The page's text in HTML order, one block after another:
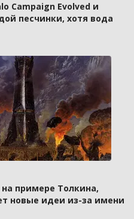
Campaign Evolved и
песчинки, хотя вода
примере Толкина,
новые идеи из-за имени